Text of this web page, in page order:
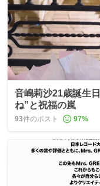
音嶋莉沙21歳誕生
ね”と祝福の嵐
93件のポスト 97%